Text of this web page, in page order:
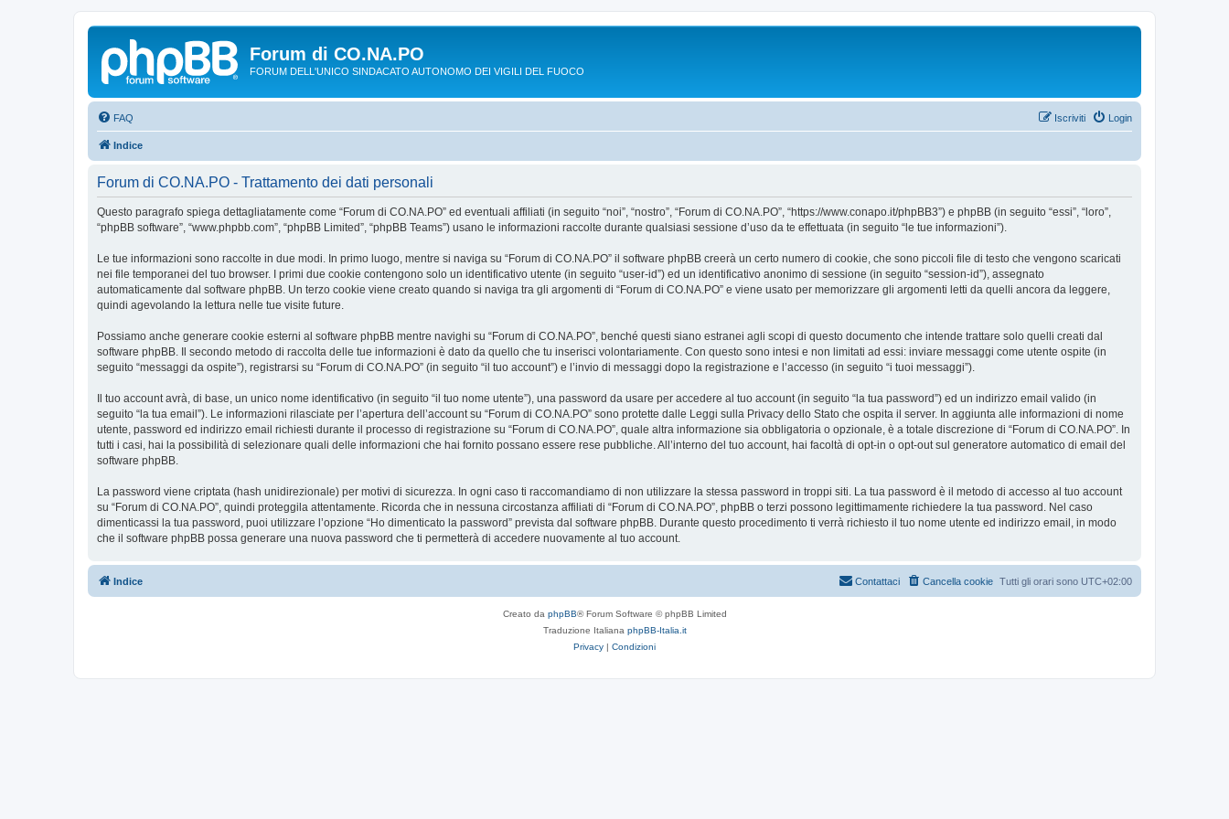
Forum di CO.NA.PO
FORUM DELL'UNICO SINDACATO AUTONOMO DEI VIGILI DEL FUOCO
FAQ Login
Iscriviti
Indice
Forum di CO.NA.PO - Trattamento dei dati personali
Questo paragrafo spiega dettagliatamente come “Forum di CO.NA.PO” ed eventuali affiliati (in seguito “noi”, “nostro”, “Forum di CO.NA.PO”, “https://www.conapo.it/phpBB3”) e phpBB (in seguito “essi”, “loro”,
“phpBB software”, “www.phpbb.com”, “phpBB Limited”, “phpBB Teams”) usano le informazioni raccolte durante qualsiasi sessione d’uso da te effettuata (in seguito “le tue informazioni”).
Le tue informazioni sono raccolte in due modi. In primo luogo, mentre si naviga su “Forum di CO.NA.PO” il software phpBB creerà un certo numero di cookie, che sono piccoli file di testo che vengono scaricati
nei file temporanei del tuo browser. I primi due cookie contengono solo un identificativo utente (in seguito “user-id”) ed un identificativo anonimo di sessione (in seguito “session-id”), assegnato
automaticamente dal software phpBB. Un terzo cookie viene creato quando si naviga tra gli argomenti di “Forum di CO.NA.PO” e viene usato per memorizzare gli argomenti letti da quelli ancora da leggere,
quindi agevolando la lettura nelle tue visite future.
Possiamo anche generare cookie esterni al software phpBB mentre navighi su “Forum di CO.NA.PO”, benché questi siano estranei agli scopi di questo documento che intende trattare solo quelli creati dal
software phpBB. Il secondo metodo di raccolta delle tue informazioni è dato da quello che tu inserisci volontariamente. Con questo sono intesi e non limitati ad essi: inviare messaggi come utente ospite (in
seguito “messaggi da ospite”), registrarsi su “Forum di CO.NA.PO” (in seguito “il tuo account”) e l’invio di messaggi dopo la registrazione e l’accesso (in seguito “i tuoi messaggi”).
Il tuo account avrà, di base, un unico nome identificativo (in seguito “il tuo nome utente”), una password da usare per accedere al tuo account (in seguito “la tua password”) ed un indirizzo email valido (in
seguito “la tua email”). Le informazioni rilasciate per l’apertura dell’account su “Forum di CO.NA.PO” sono protette dalle Leggi sulla Privacy dello Stato che ospita il server. In aggiunta alle informazioni di nome
utente, password ed indirizzo email richiesti durante il processo di registrazione su “Forum di CO.NA.PO”, quale altra informazione sia obbligatoria o opzionale, è a totale discrezione di “Forum di CO.NA.PO”. In
tutti i casi, hai la possibilità di selezionare quali delle informazioni che hai fornito possano essere rese pubbliche. All’interno del tuo account, hai facoltà di opt-in o opt-out sul generatore automatico di email del
software phpBB.
La password viene criptata (hash unidirezionale) per motivi di sicurezza. In ogni caso ti raccomandiamo di non utilizzare la stessa password in troppi siti. La tua password è il metodo di accesso al tuo account
su “Forum di CO.NA.PO”, quindi proteggila attentamente. Ricorda che in nessuna circostanza affiliati di “Forum di CO.NA.PO”, phpBB o terzi possono legittimamente richiedere la tua password. Nel caso
dimenticassi la tua password, puoi utilizzare l’opzione “Ho dimenticato la password” prevista dal software phpBB. Durante questo procedimento ti verrà richiesto il tuo nome utente ed indirizzo email, in modo
che il software phpBB possa generare una nuova password che ti permetterà di accedere nuovamente al tuo account.
Indice Tutti gli orari sono UTC+02:00
Cancella cookie
Contattaci
Creato da phpBB® Forum Software © phpBB Limited
Traduzione Italiana phpBB-Italia.it
Privacy | Condizioni